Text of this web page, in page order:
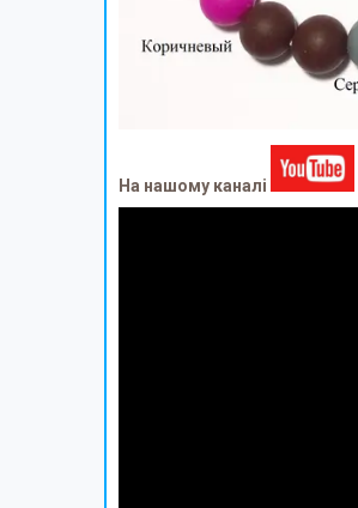
На нашому каналі